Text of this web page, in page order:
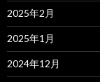
2025年2月
2025年1月
2024年12月